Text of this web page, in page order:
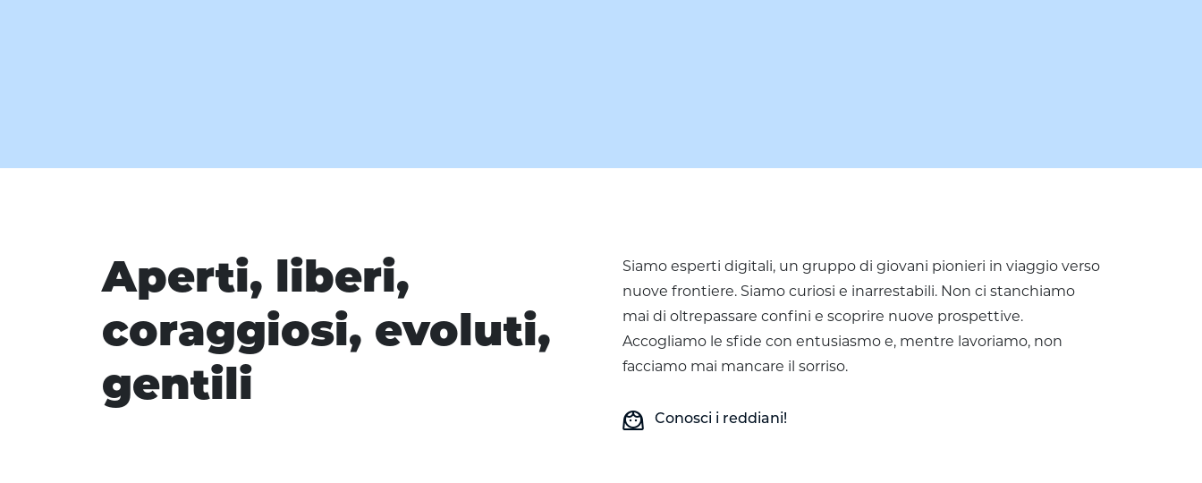
Aperti, liberi,
coraggiosi, evoluti,
gentili
Siamo esperti digitali, un gruppo di giovani pionieri in viaggio verso
nuove frontiere. Siamo curiosi e inarrestabili. Non ci stanchiamo
mai di oltrepassare confini e scoprire nuove prospettive.
Accogliamo le sfide con entusiasmo e, mentre lavoriamo, non
facciamo mai mancare il sorriso.
face_3 Conosci i reddiani!